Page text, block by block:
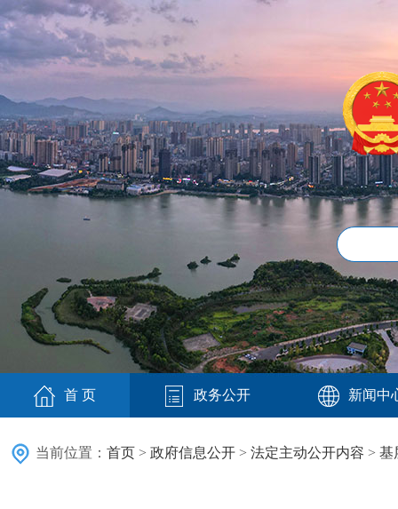
首 页 政务公开 新闻中
当前位置： 首页 > 政府信息公开 > 法定主动公开内容 > 基